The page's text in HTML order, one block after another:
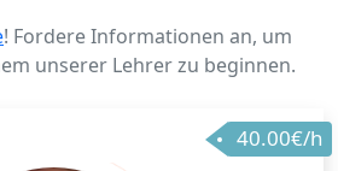
! Fordere Informationen an, um
unserer Lehrer zu beginnen.
40.00€/h